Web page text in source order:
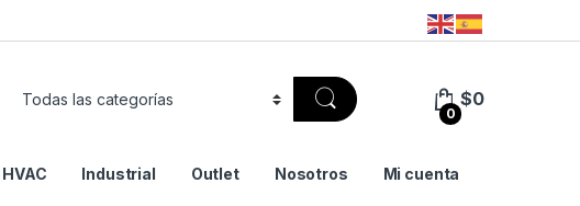
0
$0
HVAC Industrial Outlet Nosotros Mi cuenta